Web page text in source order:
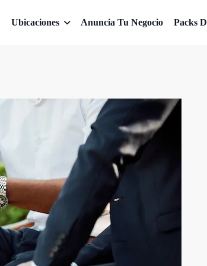
Ubicaciones Anuncia Tu Negocio Packs